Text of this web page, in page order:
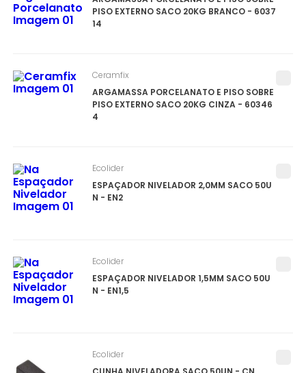
PISO EXTERNO SACO 20KG BRANCO - 6037
14
ARGAMASSA PORCELANATO E PISO SOBRE
PISO EXTERNO SACO 20KG CINZA - 60346
4
Ceramfix
ESPAÇADOR NIVELADOR 2,0MM SACO 50U
N - EN2
Ecolider
ESPAÇADOR NIVELADOR 1,5MM SACO 50U
N - EN1,5
Ecolider
Ecolider